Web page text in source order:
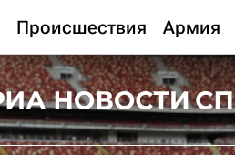
Происшествия Армия